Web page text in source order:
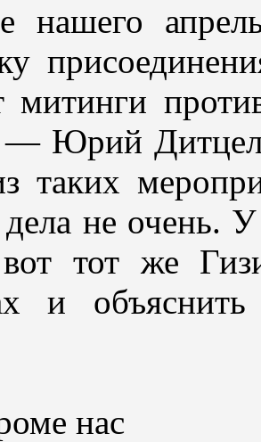
митинги
Юрий
таких
не очень.
тот же
и
нас